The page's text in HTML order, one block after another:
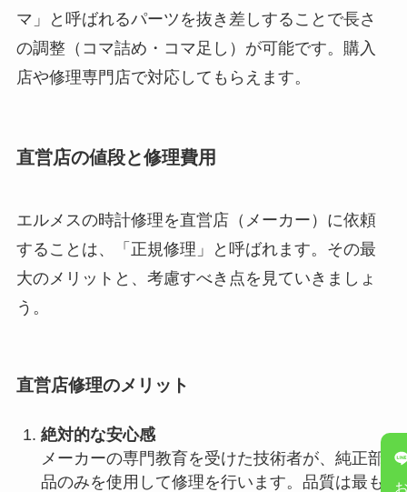
マ」と呼ばれるパーツを抜き差しすることで長さ
の調整（コマ詰め・コマ足し）が可能です。購入
店や修理専門店で対応してもらえます。
直営店の値段と修理費用
エルメスの時計修理を直営店（メーカー）に依頼
することは、「正規修理」と呼ばれます。その最
大のメリットと、考慮すべき点を見ていきましょ
う。
直営店修理のメリット
絶対的な安心感
メーカーの専門教育を受けた技術者が、純正部
品のみを使用して修理を行います。品質は最も